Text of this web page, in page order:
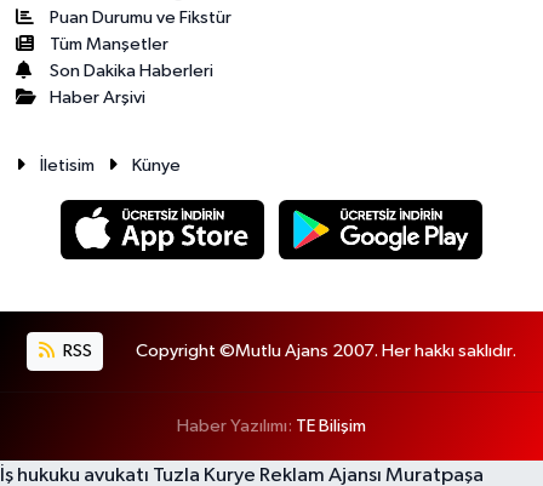
Puan Durumu ve Fikstür
Tüm Manşetler
Son Dakika Haberleri
Haber Arşivi
İletisim Künye
RSS Copyright ©Mutlu Ajans 2007. Her hakkı saklıdır.
Haber Yazılımı: TE Bilişim
İş hukuku avukatı Tuzla Kurye Reklam Ajansı Muratpaşa